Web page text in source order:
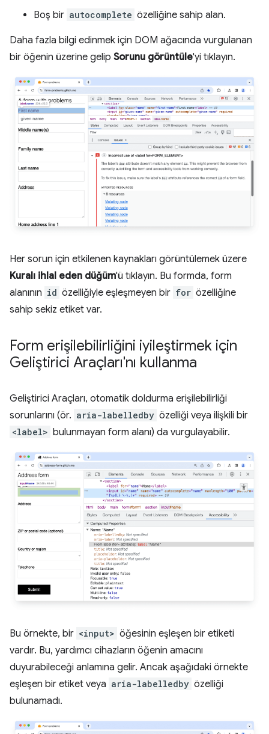
Boş bir autocomplete özelliğine sahip alan.
Daha fazla bilgi edinmek için DOM ağacında vurgulanan
bir öğenin üzerine gelip Sorunu görüntüle'yi tıklayın.
Her sorun için etkilenen kaynakları görüntülemek üzere
Kuralı ihlal eden düğüm'ü tıklayın. Bu formda, form
alanının id özelliğiyle eşleşmeyen bir for özelliğine
sahip sekiz etiket var.
Form erişilebilirliğini iyileştirmek için
Geliştirici Araçları'nı kullanma
Geliştirici Araçları, otomatik doldurma erişilebilirliği
sorunlarını (ör. aria-labelledby özelliği veya ilişkili bir
<label> bulunmayan form alanı) da vurgulayabilir.
Bu örnekte, bir <input> öğesinin eşleşen bir etiketi
vardır. Bu, yardımcı cihazların öğenin amacını
duyurabileceği anlamına gelir. Ancak aşağıdaki örnekte
eşleşen bir etiket veya aria-labelledby özelliği
bulunamadı.